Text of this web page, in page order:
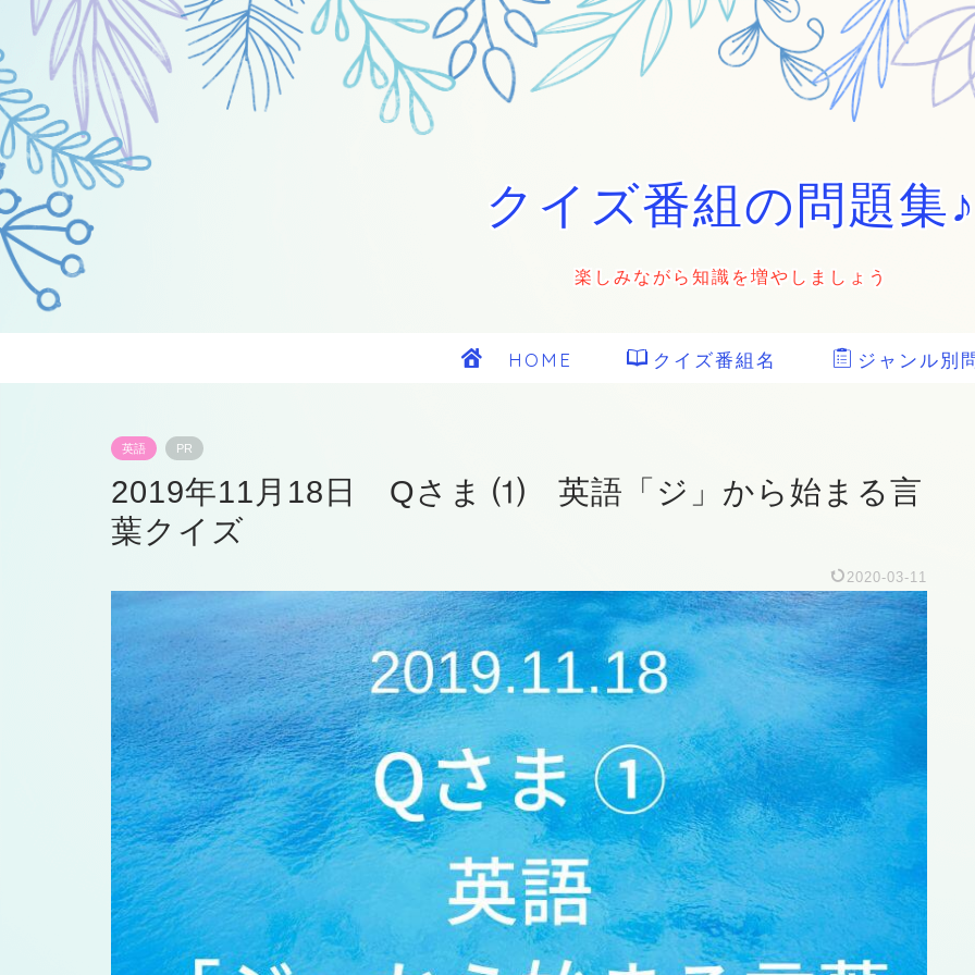
クイズ番組の問題集
楽しみながら知識を増やしましょう
HOME クイズ番組名 ジャンル別
英語 PR
2019年11月18日 Qさま ⑴ 英語「ジ」から始まる言
葉クイズ
2020-03-11